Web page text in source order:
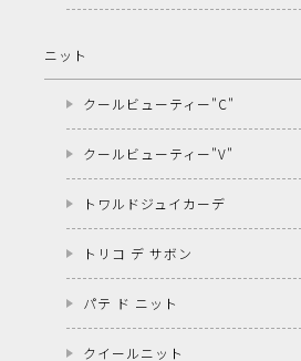
ニット
クールビューティー"C"
クールビューティー"V"
トワルドジュイカーデ
トリコ デ サボン
パテ ド ニット
クイールニット